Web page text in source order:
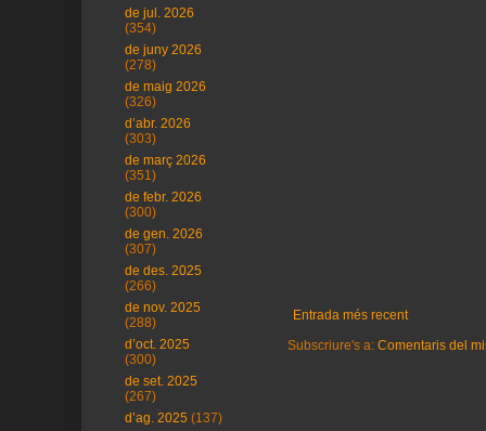
Entrada més recent
Subscriure's a: Comentaris del
de jul. 2026
(354)
de juny 2026
(278)
de maig 2026
(326)
d’abr. 2026
(303)
de març 2026
(351)
de febr. 2026
(300)
de gen. 2026
(307)
de des. 2025
(266)
de nov. 2025
(288)
d’oct. 2025
(300)
de set. 2025
(267)
d’ag. 2025 (137)